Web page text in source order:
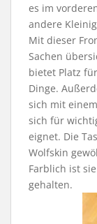
es im
andere
Mit dieser
Sachen
bietet Platz
Dinge.
sich mit
sich für
eignet. Die
Wolfskin
Farblich ist
gehalten.